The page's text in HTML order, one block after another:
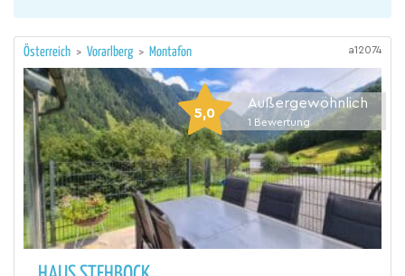
Österreich > Vorarlberg > Montafon a12074
5,0
Außergewöhnlich
1 Bewertung